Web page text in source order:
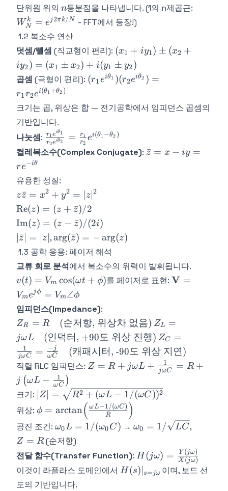
n\theta +
+
2k\pi)/n}
n-1
단위원 위의 n
n등분점을 나타냅니다. (1의 n제곱근:
WN
k = ej2πk/N
- FFT에서 등장!)
1.2 복소수 연산
덧셈/뺄셈 (직교형이 편리): (x_1
+
iy_1)
\pm
+
=
\pm
(x1 + iy1) ± (x2 +
iy2) = (x1 ± x2) + i(y1 ± y2)
곱셈 (극형이 편리): (r_1
e^{i\theta_2})
e^{i(\theta_1
+ \theta_2)}
(r1eiθ1 )(r2eiθ2 ) =
r1r2ei(θ1+θ2 )
크기는 곱, 위상은 합 — 전기공학에서 임피던스 곱셈의
기반입니다.
나눗셈: \frac{r_1
e^{i\theta_1}}
{r_2
= \frac{r_1}
{r_2}
e^{i(\theta_1 -
\theta_2)}
r2eiθ2
r1eiθ1 = r2
r1 ei(θ1−θ2 )
켤레복소수(Complex Conjugate): \bar{z}
z
ˉ = x − iy =
re−iθ
유용한 성질:
z\bar{z}
= x^2 +
y^2 =
|z|^2
zz
ˉ = x2 + y2 = ∣z∣2
\text{Re}
(z) = (z +
\bar{z})/2
Re(z) = (z + z
ˉ)/2
\text{Im}(z)
= (z -
\bar{z})/(2i)
Im(z) = (z − z
ˉ)/(2i)
|\bar{z}|
= |z|
∣z
ˉ∣ = ∣z∣,\arg(\bar{z})
= -\arg(z)
arg(z
ˉ) = − arg(z)
1.3 공학 응용: 페이저 해석
교류 회로 분석에서 복소수의 위력이 발휘됩니다.
v(t) =
V_m\cos(\omega
t + \phi)
v(t) = Vm cos(ωt + ϕ)를 페이저로 표현:\mathbf{V}
V =
Vmejϕ = Vm∠ϕ
임피던스(Impedance):
Z_R = R
\quad
(\text{순
저항, 위
상차 없
음})
ZR = R (순저항, 위상차 없음) Z_L =
j\omega
L \quad
(\text{인
덕터,
상 진
행})
ZL =
jωL (인덕터, +90도 위상 진행) Z_C =
\frac{1}
{j\omega
C} =
{\omega
\quad
(\text{캐
-90도 위
상 지연})
ZC =
jωC
1 = ωC
−j (캐패시터, -90도 위상 지연)
직렬 RLC 임피던스: Z = R +
\frac{1}
{j\omega C}
= R +
j\left(\omega
L - \frac{1}
C}\right)
Z = R + jωL + jωC
1 = R +
j (ωL − ωC
1 )
크기: |Z| =
\sqrt{R^2
+ (\omega
L -
1/(\omega
C))^2}
Z = R2 + (ωL − 1/(ωC))2
위상: \phi =
\arctan\!\left(\frac{\omega
L - 1/(\omega C)}
{R}\right)
ϕ = arctan( R
ωL−1/(ωC) )
공진 조건: \omega_0 L
=
1/(\omega_0
C)
ω0L = 1/(ω0C) → \omega_0 =
ω0 = 1/ LC,
R
Z = R(순저항)
전달 함수(Transfer Function): H(j\omega) =
\frac{Y(j\omega)}
{X(j\omega)}
H (jω) = X (jω)
Y (jω)
이것이 라플라스 도메인에서 H(s)|_{s=j\omega}
H (s) s=jω 이며, 보드 선
도의 기반입니다.